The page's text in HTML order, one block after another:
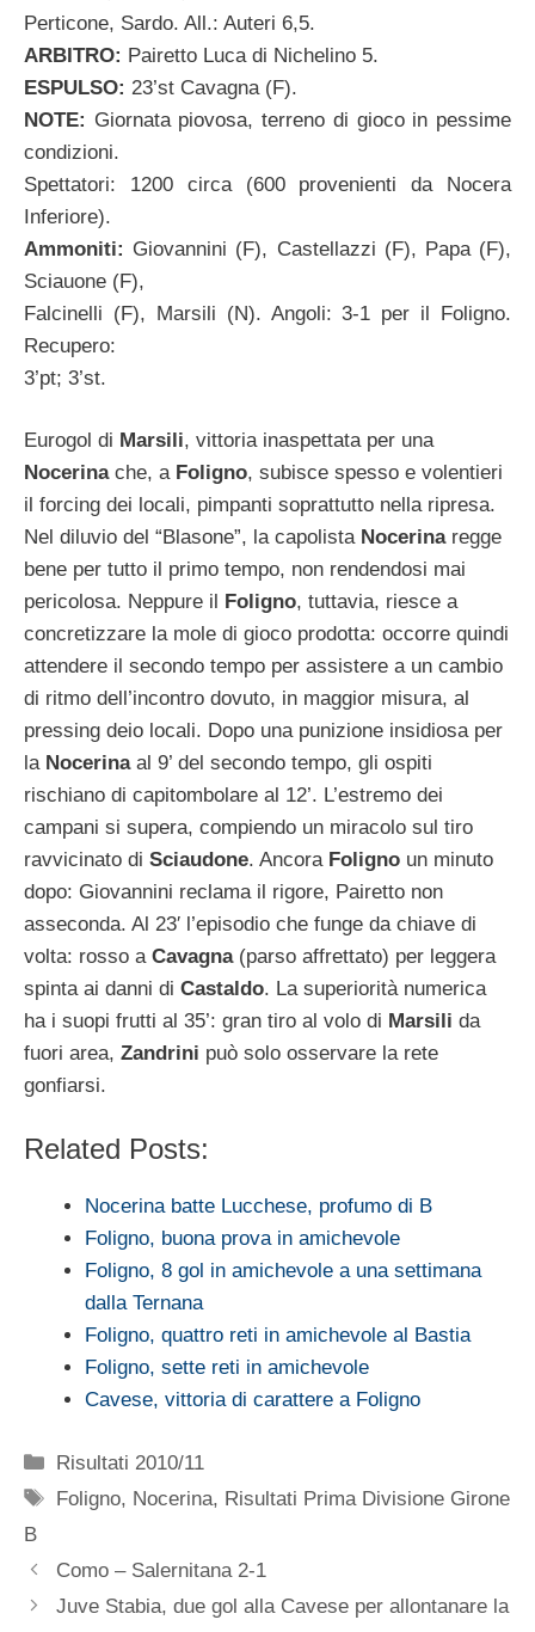
Perticone, Sardo. All.: Auteri 6,5.
ARBITRO: Pairetto Luca di Nichelino 5.
ESPULSO: 23’st Cavagna (F).
NOTE: Giornata piovosa, terreno di gioco in pessime
condizioni.
Spettatori: 1200 circa (600 provenienti da Nocera
Inferiore).
Ammoniti: Giovannini (F), Castellazzi (F), Papa (F),
Sciauone (F),
Falcinelli (F), Marsili (N). Angoli: 3-1 per il Foligno.
Recupero:
3’pt; 3’st.
Eurogol di Marsili, vittoria inaspettata per una
Nocerina che, a Foligno, subisce spesso e volentieri
il forcing dei locali, pimpanti soprattutto nella ripresa.
Nel diluvio del “Blasone”, la capolista Nocerina regge
bene per tutto il primo tempo, non rendendosi mai
pericolosa. Neppure il
Foligno, tuttavia, riesce a
concretizzare la mole di gioco prodotta: occorre quindi
attendere il secondo tempo per assistere a un cambio
di ritmo dell’incontro dovuto, in maggior misura, al
pressing deio locali. Dopo una punizione insidiosa per
la Nocerina al 9’ del secondo tempo, gli ospiti
rischiano di capitombolare al 12’. L’estremo dei
campani si supera, compiendo un miracolo sul tiro
ravvicinato di Sciaudone. Ancora Foligno un minuto
dopo: Giovannini reclama il rigore, Pairetto non
asseconda. Al 23′ l’episodio che funge da chiave di
volta: rosso a Cavagna (parso affrettato) per leggera
spinta ai danni di Castaldo. La superiorità numerica
ha i suopi frutti al 35’: gran tiro al volo di Marsili da
fuori area, Zandrini può solo osservare la rete
gonfiarsi.
Related Posts:
Nocerina batte Lucchese, profumo di B
Foligno, buona prova in amichevole
Foligno, 8 gol in amichevole a una settimana
dalla Ternana
Foligno, quattro reti in amichevole al Bastia
Foligno, sette reti in amichevole
Cavese, vittoria di carattere a Foligno
Categorie
Risultati 2010/11
Tag
Foligno, Nocerina, Risultati Prima Divisione Girone
B
Como – Salernitana 2-1
Juve Stabia, due gol alla Cavese per allontanare la